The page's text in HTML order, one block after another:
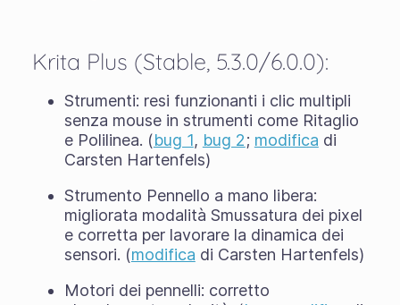
Krita Plus (Stable, 5.3.0/6.0.0):
Strumenti: resi funzionanti i clic multipli
senza mouse in strumenti come Ritaglio
e Polilinea. (bug 1, bug 2; modifica di
Carsten Hartenfels)
Strumento Pennello a mano libera:
migliorata modalità Smussatura dei pixel
e corretta per lavorare la dinamica dei
sensori. (modifica di Carsten Hartenfels)
Motori dei pennelli: corretto